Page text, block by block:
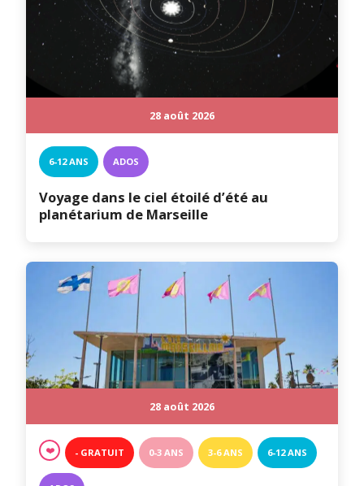
28 août 2026
6-12 ANS ADOS
Voyage dans le ciel étoilé d’été au
planétarium de Marseille
28 août 2026
❤️ - GRATUIT 0-3 ANS 3-6 ANS 6-12 ANS